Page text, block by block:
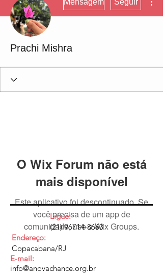
Mensagem Seguir
Prachi Mishra
O Wix Forum não está
mais disponível
Este aplicativo foi descontinuado. Se
você precisa de um app de
comunidade, use o Wix Groups.
Ligue:
(21) 96714-8663
Endereço:
Copacabana/RJ
E-mail:
info@anovachance.org.br